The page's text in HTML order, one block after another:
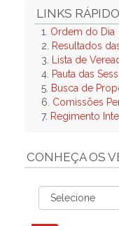
LINKS
1. Ordem do Dia
2.
Resultados
3.
Lista de
4. Pauta das
5. Busca de
6. Comissões
7. Regimento
CONHEÇA OS